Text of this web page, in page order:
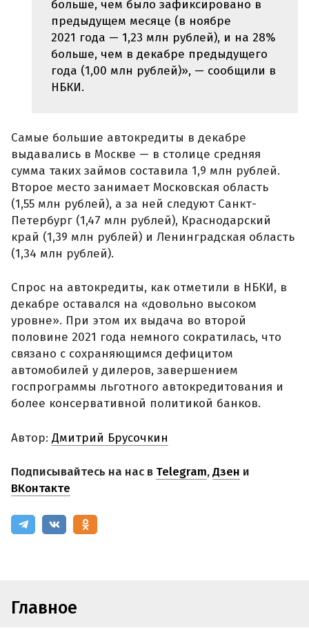
больше, чем было зафиксировано в
предыдущем месяце (в ноябре
2021 года — 1,23 млн рублей), и на 28%
больше, чем в декабре предыдущего
года (1,00 млн рублей)», — сообщили в
НБКИ.
Самые большие автокредиты в декабре
выдавались в Москве — в столице средняя
сумма таких займов составила 1,9 млн рублей.
Второе место занимает Московская область
(1,55 млн рублей), а за ней следуют Санкт-
Петербург (1,47 млн рублей), Краснодарский
край (1,39 млн рублей) и Ленинградская область
(1,34 млн рублей).
Спрос на автокредиты, как отметили в НБКИ, в
декабре оставался на «довольно высоком
уровне». При этом их выдача во второй
половине 2021 года немного сократилась, что
связано с сохраняющимся дефицитом
автомобилей у дилеров, завершением
госпрограммы льготного автокредитования и
более консервативной политикой банков.
Автор: Дмитрий Брусочкин
Подписывайтесь на нас в Telegram,Дзен и
ВКонтакте
Главное